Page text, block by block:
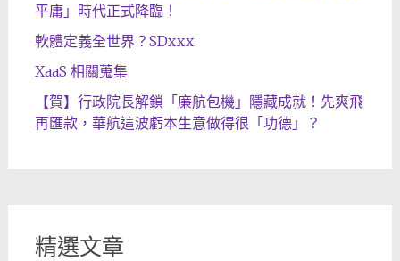
平庸」時代正式降臨！
軟體定義全世界？SDxxx
XaaS 相關蒐集
【賀】行政院長解鎖「廉航包機」隱藏成就！先爽飛
再匯款，華航這波虧本生意做得很「功德」？
精選文章